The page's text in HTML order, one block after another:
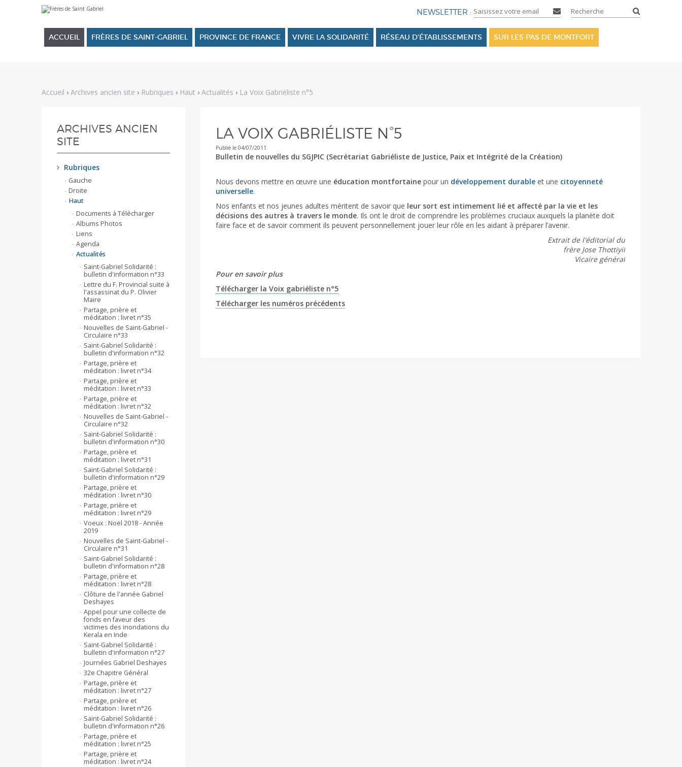
Aller
au
Aller
Outils
personnels
ACCUEIL FRÈRES DE SAINT-GABRIEL PROVINCE DE FRANCE VIVRE LA SOLIDARITÉ RÉSEAU D’ÉTABLISSEMENTS SUR LES PAS DE MONTFORT
Accueil › Archives ancien site › Rubriques › Haut › Actualités › La Voix Gabriéliste n°5
NAVIGATION
ARCHIVES ANCIEN
SITE
Rubriques
Gauche
Droite
Haut
Documents à Télécharger
Albums Photos
Liens
Agenda
Actualités
Saint-Gabriel Solidarité :
bulletin d'information n°33
Lettre du F. Provincial suite à
l'assassinat du P. Olivier
Maire
Partage, prière et
méditation : livret n°35
Nouvelles de Saint-Gabriel -
Circulaire n°33
Saint-Gabriel Solidarité :
bulletin d'information n°32
Partage, prière et
méditation : livret n°34
Partage, prière et
méditation : livret n°33
Partage, prière et
méditation : livret n°32
Nouvelles de Saint-Gabriel -
Circulaire n°32
Saint-Gabriel Solidarité :
bulletin d'information n°30
Partage, prière et
méditation : livret n°31
Saint-Gabriel Solidarité :
bulletin d'information n°29
Partage, prière et
méditation : livret n°30
Partage, prière et
méditation : livret n°29
Voeux : Noël 2018 - Année
2019
Nouvelles de Saint-Gabriel -
Circulaire n°31
Saint-Gabriel Solidarité :
bulletin d'information n°28
Partage, prière et
méditation : livret n°28
Clôture de l'année Gabriel
Deshayes
Appel pour une collecte de
fonds en faveur des
victimes des inondations du
Kerala en Inde
Saint-Gabriel Solidarité :
bulletin d'information n°27
Journées Gabriel Deshayes
32e Chapitre Général
Partage, prière et
méditation : livret n°27
Partage, prière et
méditation : livret n°26
Saint-Gabriel Solidarité :
bulletin d'information n°26
Partage, prière et
méditation : livret n°25
Partage, prière et
méditation : livret n°24
LA VOIX GABRIÉLISTE N°5
Publié le 04/07/2011
Bulletin de nouvelles du SGJPIC (Secrétariat Gabriéliste de Justice, Paix et Intégrité de la Création)
Nous devons mettre en œuvre une éducation montfortainepour un développement durable et une citoyenneté
universelle.
Nos enfants et nos jeunes adultes méritent de savoir que leur sort est intimement lié et affecté par la vie et les
décisions des autres à travers le monde. Ils ont le droit de comprendre les problèmes cruciaux auxquels la planète doit
faire face et de savoir comment ils peuvent personnellement jouer leur rôle en les aidant à préparer l’avenir.
Extrait de l'éditorial du
frère Jose Thottiyil
Vicaire général
Pour en savoir plus
Télécharger la Voix gabriéliste n°5
Télécharger les numéros précédents